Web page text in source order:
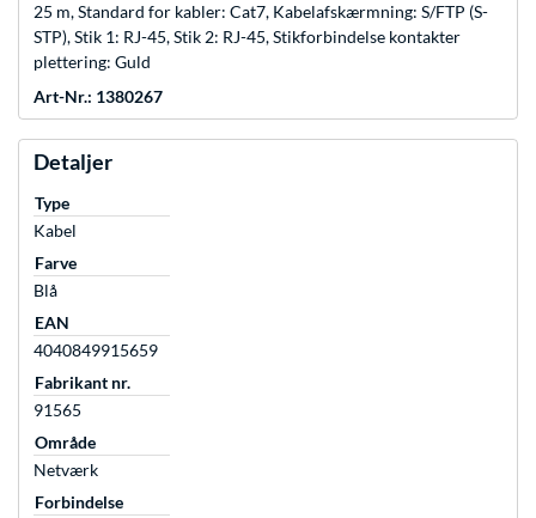
25 m, Standard for kabler: Cat7, Kabelafskærmning: S/FTP (S-
STP), Stik 1: RJ-45, Stik 2: RJ-45, Stikforbindelse kontakter
plettering: Guld
Art-Nr.: 1380267
Detaljer
Type
Kabel
Farve
Blå
EAN
4040849915659
Fabrikant nr.
91565
Område
Netværk
Forbindelse